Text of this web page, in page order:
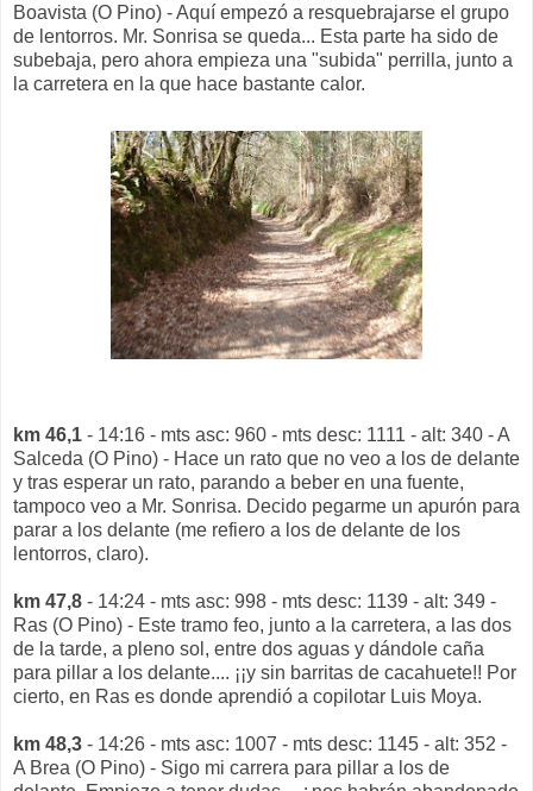
Boavista (O Pino) - Aquí empezó a resquebrajarse el grupo
de lentorros. Mr. Sonrisa se queda... Esta parte ha sido de
subebaja, pero ahora empieza una "subida" perrilla, junto a
la carretera en la que hace bastante calor.
km 46,1 - 14:16 - mts asc: 960 - mts desc: 1111 - alt: 340 - A
Salceda (O Pino) - Hace un rato que no veo a los de delante
y tras esperar un rato, parando a beber en una fuente,
tampoco veo a Mr. Sonrisa. Decido pegarme un apurón para
parar a los delante (me refiero a los de delante de los
lentorros, claro).
km 47,8 - 14:24 - mts asc: 998 - mts desc: 1139 - alt: 349 -
Ras (O Pino) - Este tramo feo, junto a la carretera, a las dos
de la tarde, a pleno sol, entre dos aguas y dándole caña
para pillar a los delante.... ¡¡y sin barritas de cacahuete!! Por
cierto, en Ras es donde aprendió a copilotar Luis Moya.
km 48,3 - 14:26 - mts asc: 1007 - mts desc: 1145 - alt: 352 -
A Brea (O Pino) - Sigo mi carrera para pillar a los de